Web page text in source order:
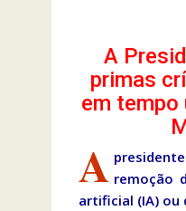
A
primas
em
A remoção
artificial (IA) ou